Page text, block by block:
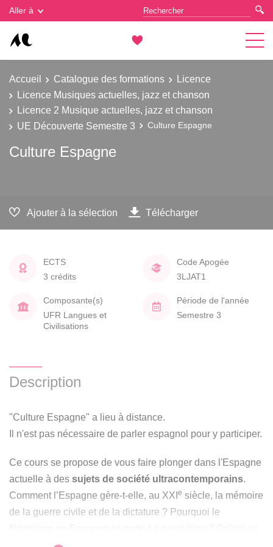
Aller à
Accueil Catalogue des formations
Licence
Licence Musiques actuelles, jazz et chanson
Licence 2 Musique actuelles, jazz et chanson
UE Découverte Semestre 3
Culture Espagne
Culture Espagne
Ajouter à la sélection Télécharger
ECTS
3 crédits
Code Apogée
3LJAT1
Composante(s)
UFR Langues et
Civilisations
Période de l'année
Semestre 3
Description
"Culture Espagne" a lieu à distance.
Il n'est pas nécessaire de parler espagnol pour y participer.
Ce cours se propose de vous faire plonger dans l'Espagne
actuelle à des sujets de société ultracontemporains.
Comment l’Espagne gère-t-elle, au XXI e siècle, la mémoire
de la guerre civile et de la dictature ? Pourquoi le
qui se passe au Pays Basque et en Catalogne ? Quel
Gestion des cookies